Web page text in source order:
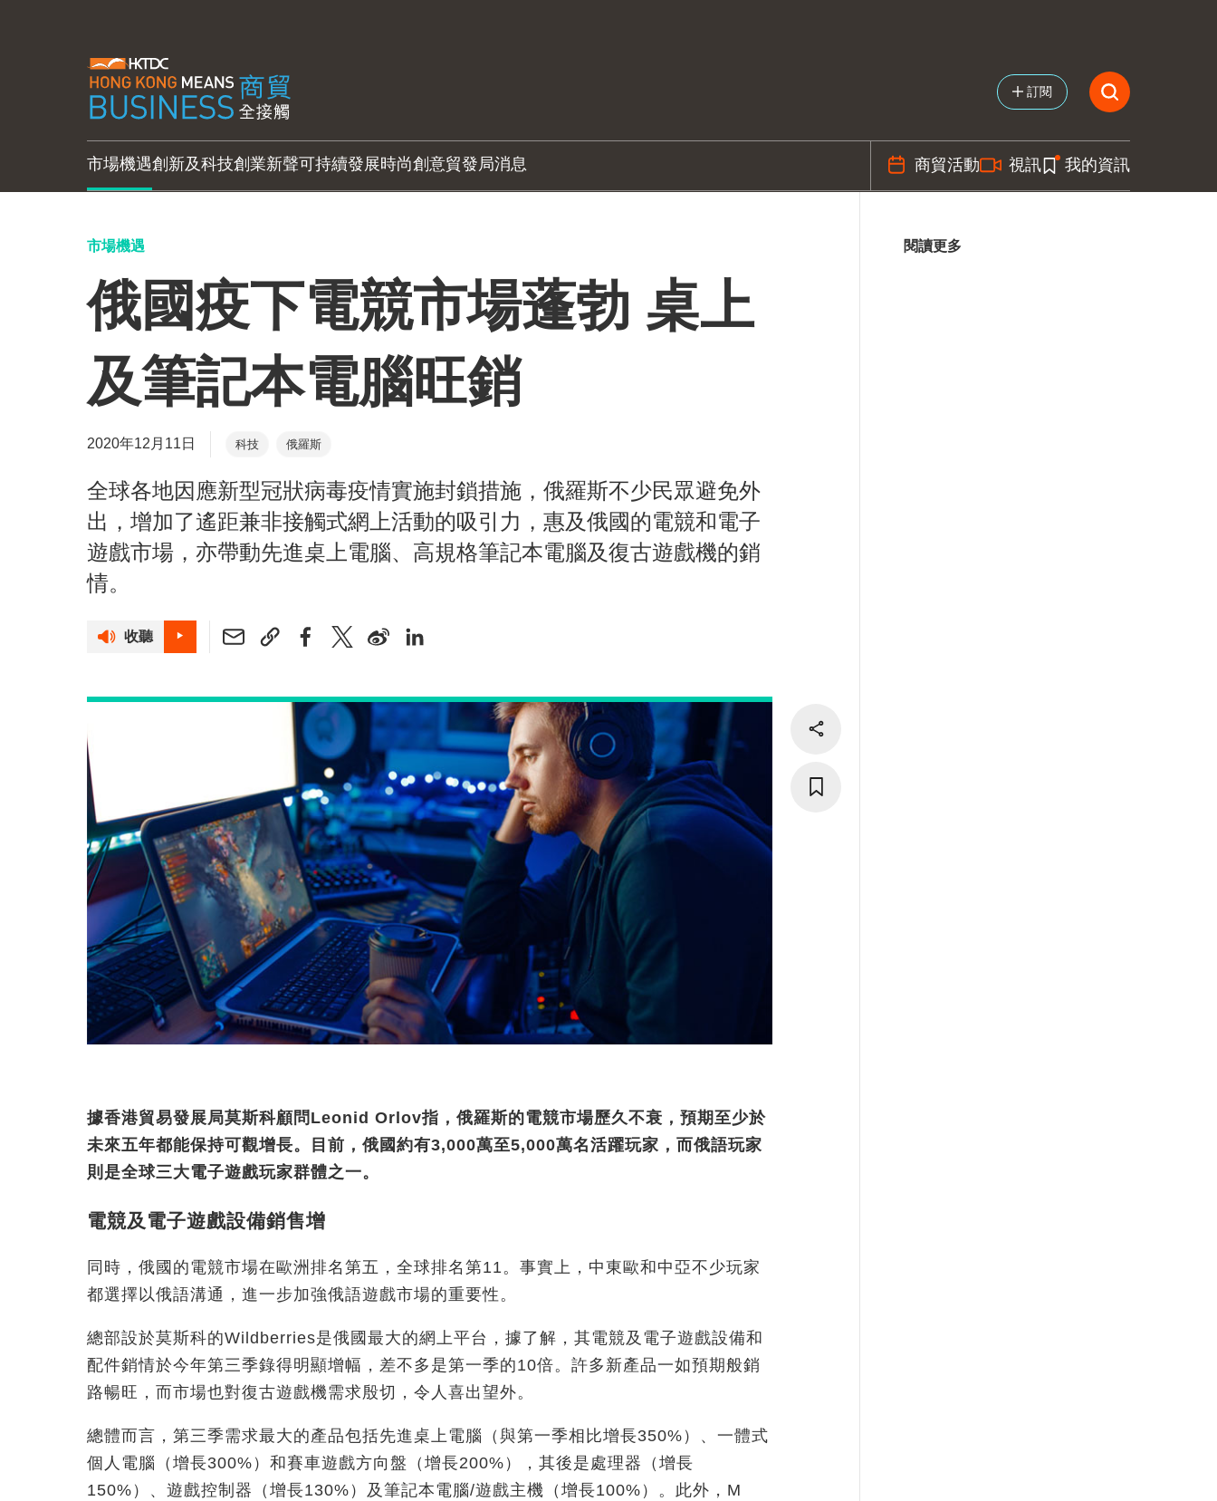
訂閱
市場機遇創新及科技創業新聲可持續發展時尚創意貿發局消息 商貿活動 視訊 我的資訊
市場機遇
俄國疫下電競市場蓬勃 桌上
及筆記本電腦旺銷
2020年12月11日 科技 俄羅斯
全球各地因應新型冠狀病毒疫情實施封鎖措施，俄羅斯不少民眾避免外
出，增加了遙距兼非接觸式網上活動的吸引力，惠及俄國的電競和電子
遊戲市場，亦帶動先進桌上電腦、高規格筆記本電腦及復古遊戲機的銷
情。
收聽
據香港貿易發展局莫斯科顧問Leonid Orlov指，俄羅斯的電競市場歷久不衰，預期至少於
未來五年都能保持可觀增長。目前，俄國約有3,000萬至5,000萬名活躍玩家，而俄語玩家
則是全球三大電子遊戲玩家群體之一。
電競及電子遊戲設備銷售增
同時，俄國的電競市場在歐洲排名第五，全球排名第11。事實上，中東歐和中亞不少玩家
都選擇以俄語溝通，進一步加強俄語遊戲市場的重要性。
總部設於莫斯科的Wildberries是俄國最大的網上平台，據了解，其電競及電子遊戲設備和
配件銷情於今年第三季錄得明顯增幅，差不多是第一季的10倍。許多新產品一如預期般銷
路暢旺，而市場也對復古遊戲機需求殷切，令人喜出望外。
總體而言，第三季需求最大的產品包括先進桌上電腦（與第一季相比增長350%）、一體式
個人電腦（增長300%）和賽車遊戲方向盤（增長200%），其後是處理器（增長
150%）、遊戲控制器（增長130%）及筆記本電腦/遊戲主機（增長100%）。此外，M
閱讀更多